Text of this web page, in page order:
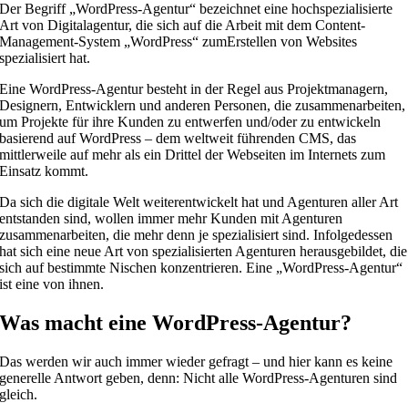
Der Begriff „WordPress-Agentur“ bezeichnet eine hochspezialisierte
Art von Digitalagentur, die sich auf die Arbeit mit dem Content-
Management-System „WordPress“ zumErstellen von Websites
spezialisiert hat.
Eine WordPress-Agentur besteht in der Regel aus Projektmanagern,
Designern, Entwicklern und anderen Personen, die zusammenarbeiten,
um Projekte für ihre Kunden zu entwerfen und/oder zu entwickeln
basierend auf WordPress – dem weltweit führenden CMS, das
mittlerweile auf mehr als ein Drittel der Webseiten im Internets zum
Einsatz kommt.
Da sich die digitale Welt weiterentwickelt hat und Agenturen aller Art
entstanden sind, wollen immer mehr Kunden mit Agenturen
zusammenarbeiten, die mehr denn je spezialisiert sind. Infolgedessen
hat sich eine neue Art von spezialisierten Agenturen herausgebildet, die
sich auf bestimmte Nischen konzentrieren. Eine „WordPress-Agentur“
ist eine von ihnen.
Was macht eine WordPress-Agentur?
Das werden wir auch immer wieder gefragt – und hier kann es keine
generelle Antwort geben, denn: Nicht alle WordPress-Agenturen sind
gleich.